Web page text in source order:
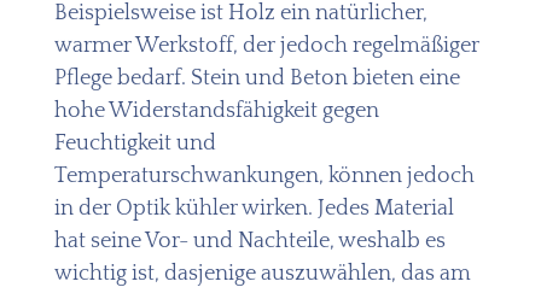
Beispielsweise ist Holz ein natürlicher,
warmer Werkstoff, der jedoch regelmäßiger
Pflege bedarf. Stein und Beton bieten eine
hohe Widerstandsfähigkeit gegen
Feuchtigkeit und
Temperaturschwankungen, können jedoch
in der Optik kühler wirken. Jedes Material
hat seine Vor- und Nachteile, weshalb es
wichtig ist, dasjenige auszuwählen, das am